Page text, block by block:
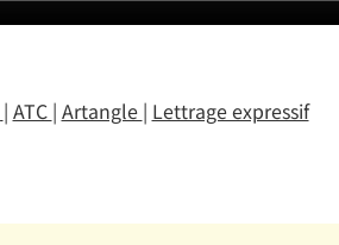
| ATC | Artangle | Lettrage expressif